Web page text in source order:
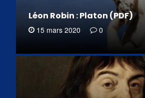
Léon Robin : Platon (PDF)
15 mars 2020 0